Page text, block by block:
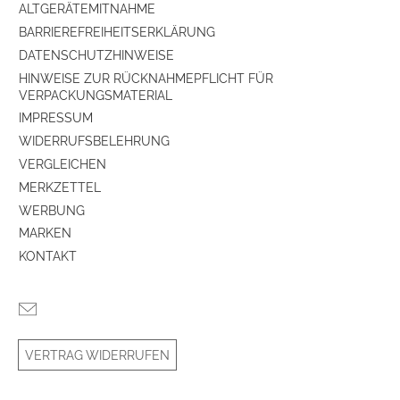
Produkttyp
Vollverstärker
analoge Audio-Anschlüsse
Anzahl Audio-Cinch (IN)
Subwoofer (OUT)
192 KHz Sampling-Frequenz
digitale Audio-Anschlüsse
ALTGERÄTEMITNAHME
BARRIEREFREIHEITSERKLÄRUNG
DATENSCHUTZHINWEISE
HINWEISE ZUR RÜCKNAHMEPFLICHT FÜR
VERPACKUNGSMATERIAL
IMPRESSUM
WIDERRUFSBELEHRUNG
VERGLEICHEN
MERKZETTEL
WERBUNG
MARKEN
KONTAKT
VERTRAG WIDERRUFEN